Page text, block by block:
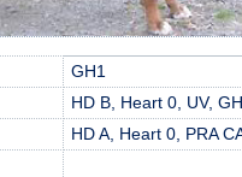
GH1
HD B, Heart 0, UV,
HD A, Heart 0, PRA